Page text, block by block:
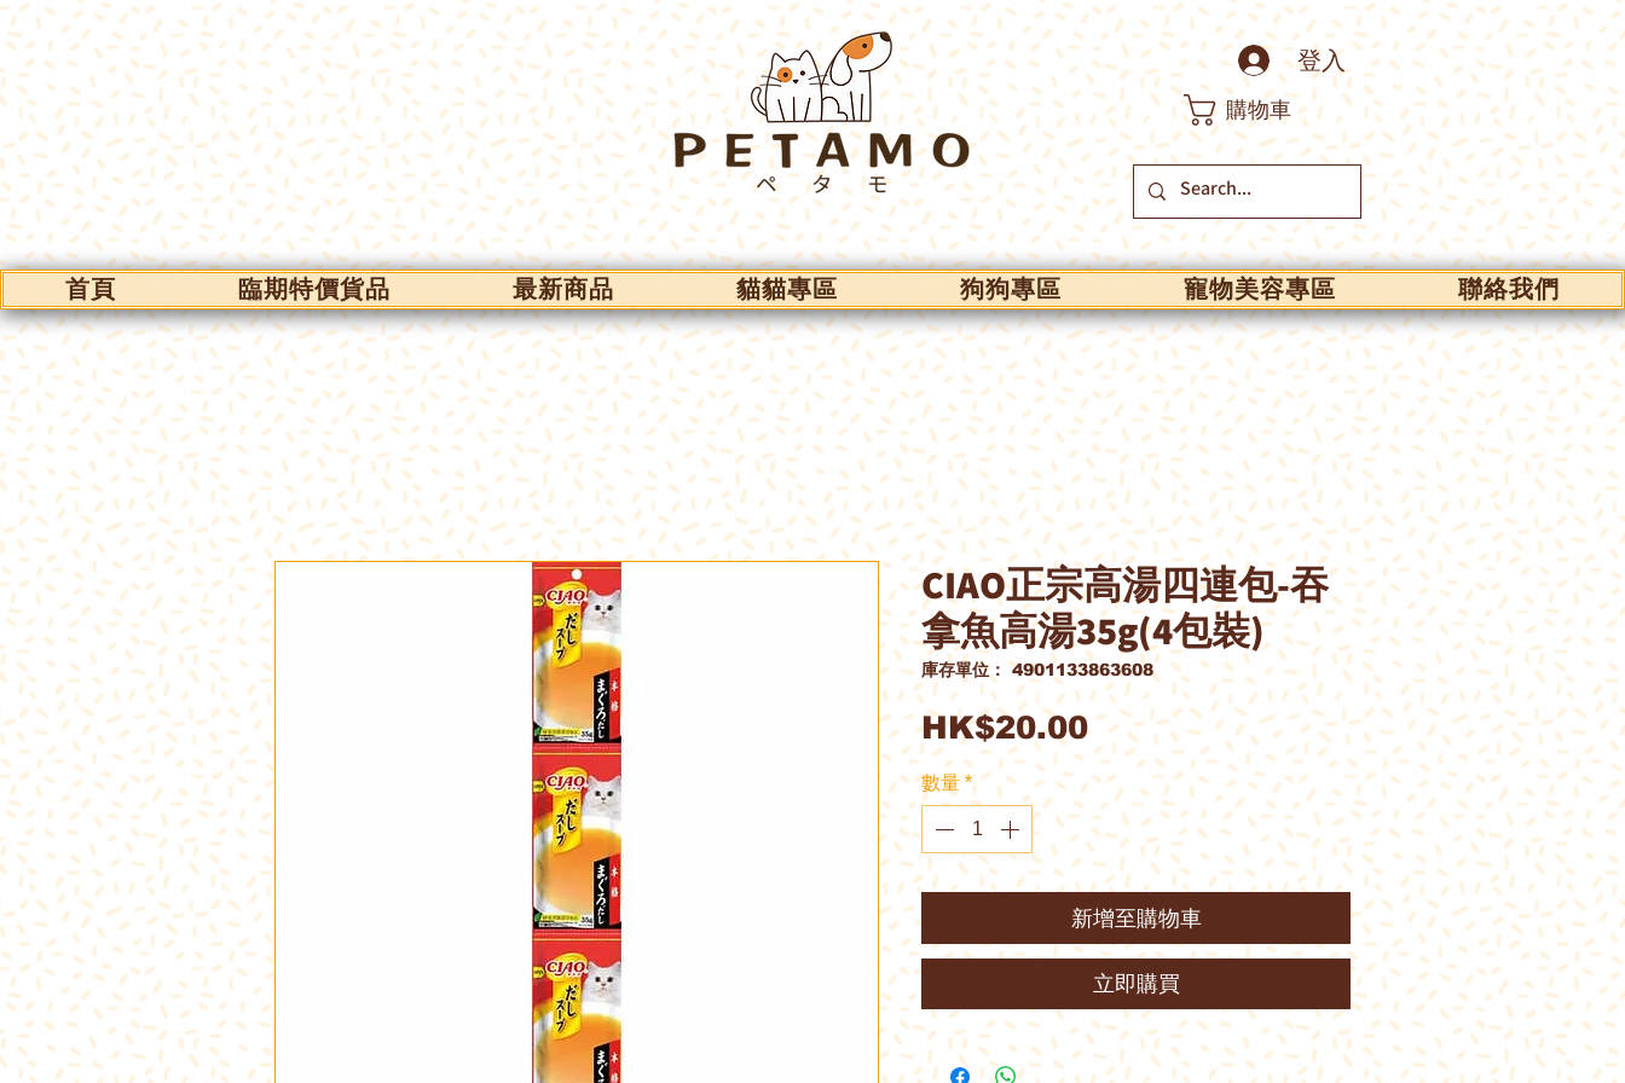
登入
購物車
首頁 臨期特價貨品 最新商品 貓貓專區 狗狗專區 寵物美容專區 聯絡我們
CIAO正宗高湯四連包-吞
拿魚高湯35g(4包裝)
庫存單位： 4901133863608
HK$20.00價
格
數量 *
新增至購物車
立即購買